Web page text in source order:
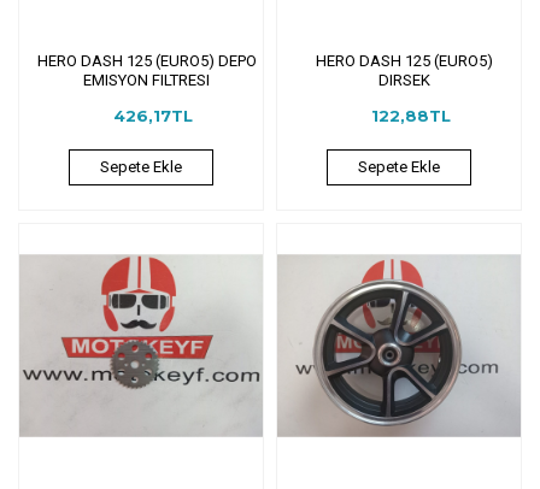
HERO DASH 125 (EURO5) DEPO
EMISYON FILTRESI
426,17TL
Sepete Ekle
HERO DASH 125 (EURO5)
DIRSEK
122,88TL
Sepete Ekle